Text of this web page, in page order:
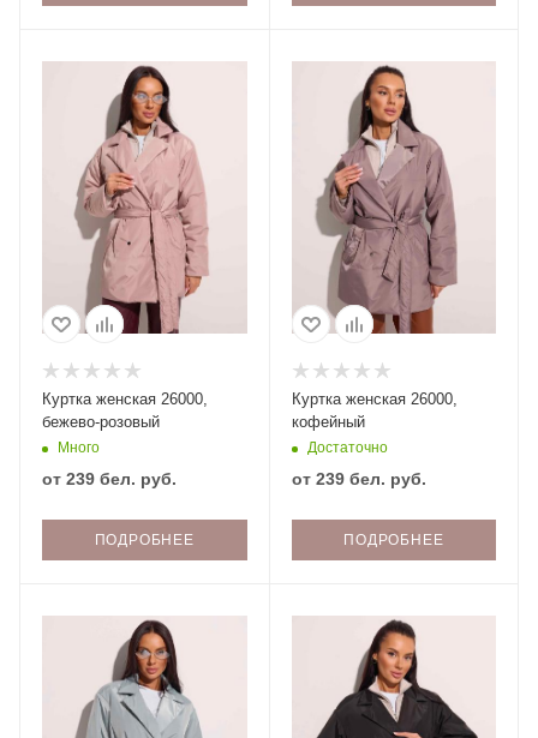
Куртка женская 26000,
бежево-розовый
Много
от 239 бел. руб.
ПОДРОБНЕЕ
Куртка женская 26000,
кофейный
Достаточно
от 239 бел. руб.
ПОДРОБНЕЕ